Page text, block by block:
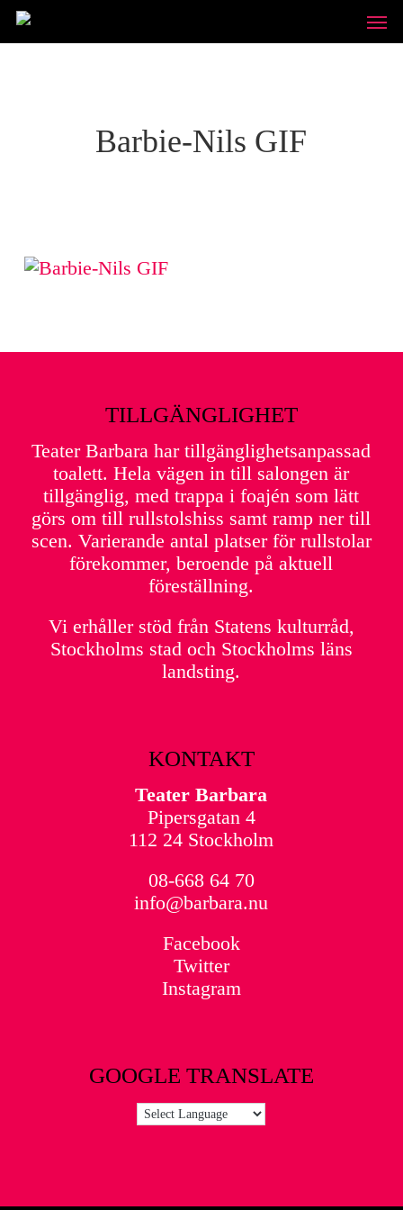
Skip
Barbie-Nils GIF
TILLGÄNGLIGHET
Teater Barbara har tillgänglighetsanpassad
toalett. Hela vägen in till salongen är
tillgänglig, med trappa i foajén som lätt
görs om till rullstolshiss samt ramp ner till
scen. Varierande antal platser för rullstolar
förekommer, beroende på aktuell
föreställning.
Vi erhåller stöd från Statens kulturråd,
Stockholms stad och Stockholms läns
landsting.
KONTAKT
Teater Barbara
Pipersgatan 4
112 24 Stockholm
08-668 64 70
info@barbara.nu
Facebook
Twitter
Instagram
GOOGLE TRANSLATE